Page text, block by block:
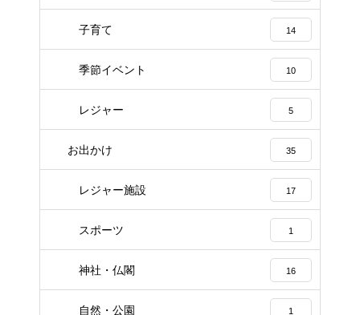
子育て 14
季節イベント 10
レジャー 5
お出かけ 35
レジャー施設 17
スポーツ 1
神社・仏閣 16
自然・公園 1